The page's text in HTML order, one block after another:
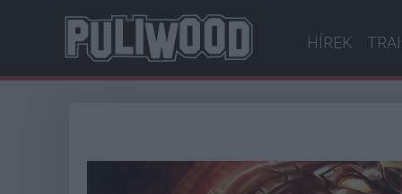
HÍREK